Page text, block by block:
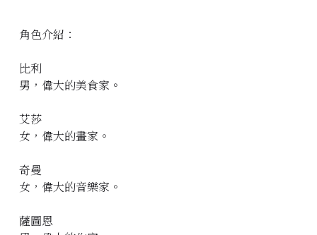
角色介紹：
比利
男，偉大的美食家。
艾莎
女，偉大的畫家。
奇曼
女，偉大的音樂家。
薩圖恩